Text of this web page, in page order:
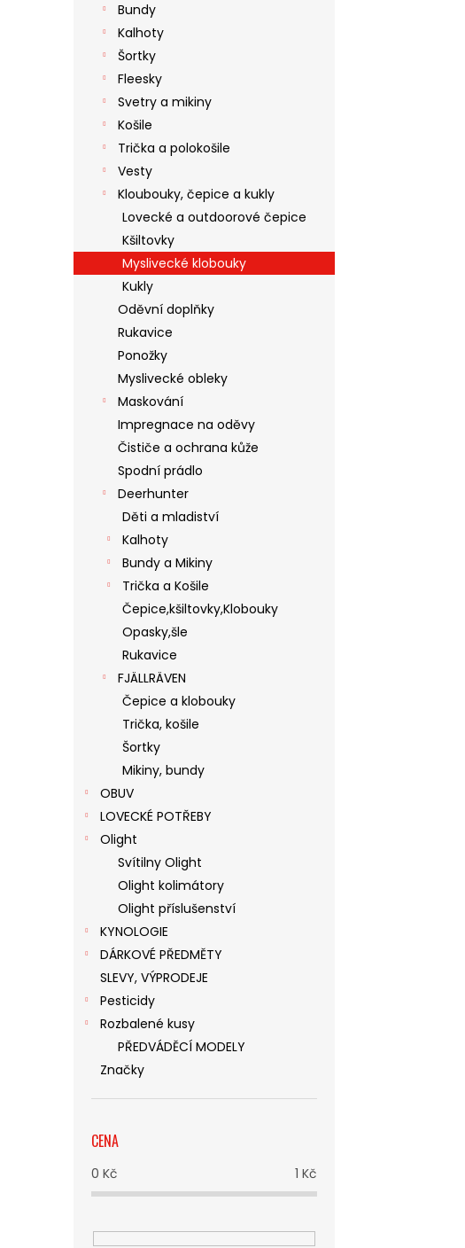
Bundy
Kalhoty
Šortky
Fleesky
Svetry a mikiny
Košile
Trička a polokošile
Vesty
Kloubouky, čepice a kukly
Lovecké a outdoorové čepice
Kšiltovky
Myslivecké klobouky
Kukly
Oděvní doplňky
Rukavice
Ponožky
Myslivecké obleky
Maskování
Impregnace na oděvy
Čističe a ochrana kůže
Spodní prádlo
Deerhunter
Děti a mladiství
Kalhoty
Bundy a Mikiny
Trička a Košile
Čepice,kšiltovky,Klobouky
Opasky,šle
Rukavice
FJÄLLRÄVEN
Čepice a klobouky
Trička, košile
Šortky
Mikiny, bundy
OBUV
LOVECKÉ POTŘEBY
Olight
Svítilny Olight
Olight kolimátory
Olight příslušenství
KYNOLOGIE
DÁRKOVÉ PŘEDMĚTY
SLEVY, VÝPRODEJE
Pesticidy
Rozbalené kusy
PŘEDVÁDĚCÍ MODELY
Značky
CENA
0 Kč 1 Kč